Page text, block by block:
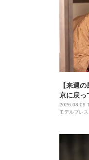
【来週
京に戻っ
い人とは
2026.08.09
モデルプレス